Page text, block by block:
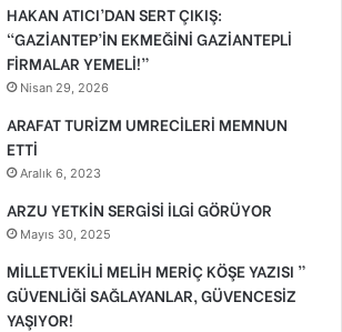
HAKAN ATICI’DAN SERT ÇIKIŞ:
“GAZİANTEP’İN EKMEĞİNİ GAZİANTEPLİ
FİRMALAR YEMELİ!”
Nisan 29, 2026
ARAFAT TURİZM UMRECİLERİ MEMNUN
ETTİ
Aralık 6, 2023
ARZU YETKİN SERGİSİ İLGİ GÖRÜYOR
Mayıs 30, 2025
MİLLETVEKİLİ MELİH MERİÇ KÖŞE YAZISI ”
GÜVENLİĞİ SAĞLAYANLAR, GÜVENCESİZ
YAŞIYOR!